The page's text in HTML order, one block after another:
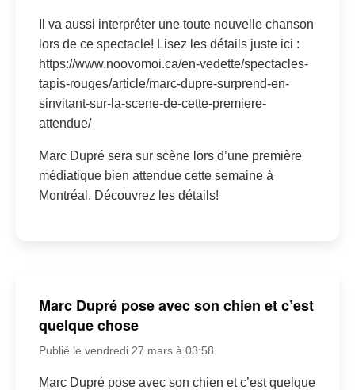
Il va aussi interpréter une toute nouvelle chanson
lors de ce spectacle! Lisez les détails juste ici :
https://www.noovomoi.ca/en-vedette/spectacles-
tapis-rouges/article/marc-dupre-surprend-en-
sinvitant-sur-la-scene-de-cette-premiere-
attendue/
Marc Dupré sera sur scène lors d’une première
médiatique bien attendue cette semaine à
Montréal. Découvrez les détails!
Marc Dupré pose avec son chien et c’est
quelque chose
Publié le vendredi 27 mars à 03:58
Marc Dupré pose avec son chien et c’est quelque